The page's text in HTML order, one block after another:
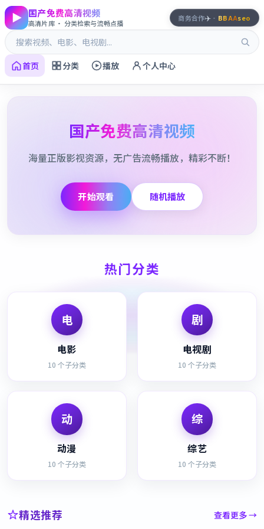
国产免费高清视频
高清片库 · 分类检索与流畅点播
首页 分类 播放 个人中心
商务合作✈️ · BBAAseo
国产免费高清视频
海量正版影视资源，无广告流畅播放，精彩不断！
开始观看 随机播放
热门分类
电
电影
10 个子分类
剧
电视剧
10 个子分类
动
动漫
10 个子分类
综
综艺
10 个子分类
精选推荐 查看更多 →